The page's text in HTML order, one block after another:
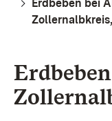
Erdbeben bei